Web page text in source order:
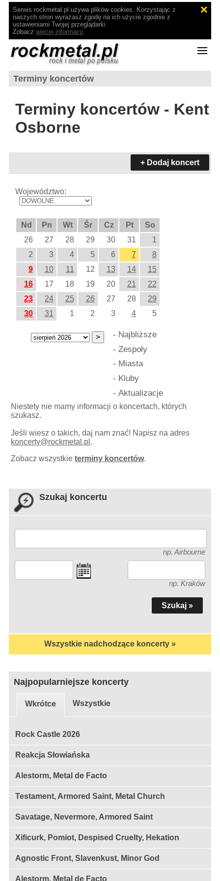
Serwis rockmetal.pl używa plików cookies. Korzystając z
naszych stron wyrażasz zgodę na ich użycie zgodnie z
ustawieniami Twojej przeglądarki.
Zobacz więcej informacji.
Terminy koncertów
Terminy koncertów - Kent
Osborne
+ Dodaj koncert
Województwo:
Nd Pn Wt Śr Cz Pt
So
26
27 28 29 30 31
1
2
3 4 5 6 7
8
9
10 11 12 13 14
15
16
17 18 19 20 21
22
23
24 25 26 27 28
29
30
31 1 2 3 4 5
- Najbliższe
- Zespoły
- Miasta
- Kluby
- Aktualizacje
Niestety nie mamy informacji o koncertach, których
szukasz.
Jeśli wiesz o takich, daj nam znać! Napisz na adres
koncerty@rockmetal.pl .
Zobacz wszystkieterminy koncertów.
Szukaj koncertu
np. Airbourne
np. Kraków
Wszystkie nadchodzące koncerty »
Najpopularniejsze koncerty
Wkrótce Wszystkie
Rock Castle 2026
Reakcja Słowiańska
Alestorm, Metal de Facto
Testament, Armored Saint, Metal Church
Savatage, Nevermore, Armored Saint
Xificurk, Pomiot, Despised Cruelty, Hekation
Agnostic Front, Slavenkust, Minor God
Alestorm, Metal de Facto